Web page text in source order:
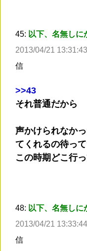
45: 以下、名無し
2013/04/21
信
>>43
それ普通だから
声かけられなか
てくれるの待っ
この時期どこ行
48: 以下、名無し
2013/04/21
信